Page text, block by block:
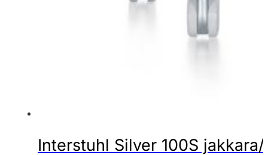
Interstuhl Silver 100S